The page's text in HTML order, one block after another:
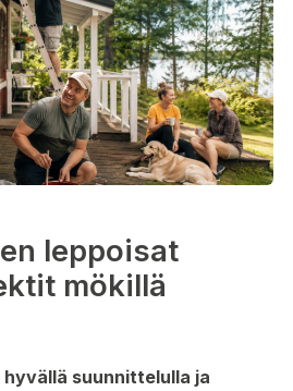
leppoisat
mökillä
hyvällä suunnittelulla ja